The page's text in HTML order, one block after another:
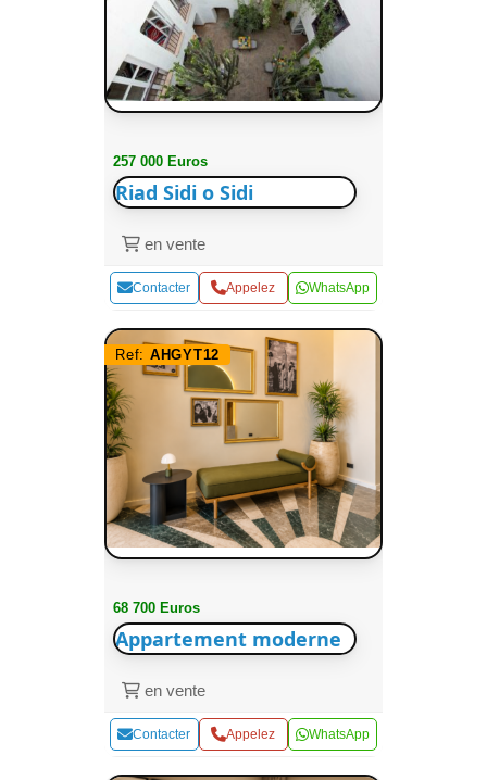
257 000 Euros
Riad Sidi o Sidi
en vente
Contacter Appelez WhatsApp
Ref: AHGYT12
68 700 Euros
Appartement moderne
en vente
Contacter Appelez WhatsApp